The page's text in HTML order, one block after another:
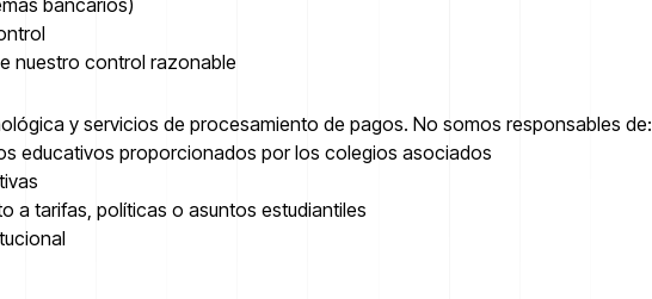
bancarios)
nuestro control razonable
y servicios de procesamiento de pagos. No somos responsables de:
educativos proporcionados por los colegios asociados
a tarifas, políticas o asuntos estudiantiles